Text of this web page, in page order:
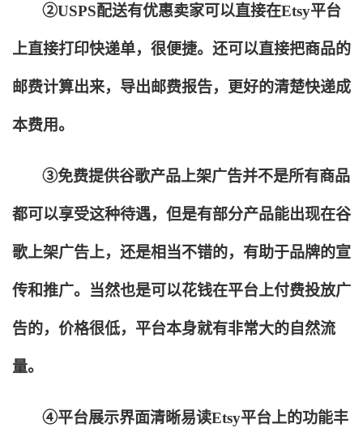
②USPS配送有优惠卖家可以直接在Etsy平台
上直接打印快递单，很便捷。还可以直接把商品的
邮费计算出来，导出邮费报告，更好的清楚快递成
本费用。
③免费提供谷歌产品上架广告并不是所有商品
都可以享受这种待遇，但是有部分产品能出现在谷
歌上架广告上，还是相当不错的，有助于品牌的宣
传和推广。当然也是可以花钱在平台上付费投放广
告的，价格很低，平台本身就有非常大的自然流
量。
④平台展示界面清晰易读Etsy平台上的功能丰